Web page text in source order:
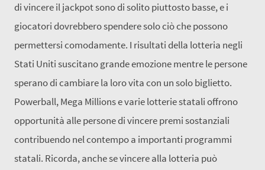
di vincere il jackpot sono di solito piuttosto basse, e i
giocatori dovrebbero spendere solo ciò che possono
permettersi comodamente. I risultati della lotteria negli
Stati Uniti suscitano grande emozione mentre le persone
sperano di cambiare la loro vita con un solo biglietto.
Powerball, Mega Millions e varie lotterie statali offrono
opportunità alle persone di vincere premi sostanziali
contribuendo nel contempo a importanti programmi
statali. Ricorda, anche se vincere alla lotteria può